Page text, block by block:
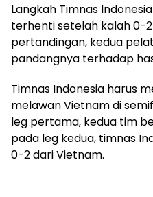
Langkah Timnas
terhenti setelah kalah 0-
pertandingan, kedua
pandangnya terhadap
Timnas Indonesia harus
melawan Vietnam di
leg pertama, kedua tim
pada leg kedua, timnas
0-2 dari Vietnam.